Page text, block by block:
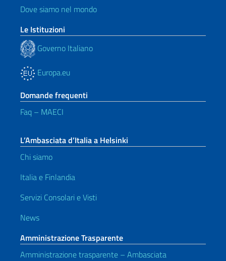
Dove siamo nel mondo
Le Istituzioni
Governo Italiano
Europa.eu
Domande frequenti
Faq – MAECI
L’Ambasciata d’Italia a Helsinki
Chi siamo
Italia e Finlandia
Servizi Consolari e Visti
News
Amministrazione Trasparente
Amministrazione trasparente – Ambasciata